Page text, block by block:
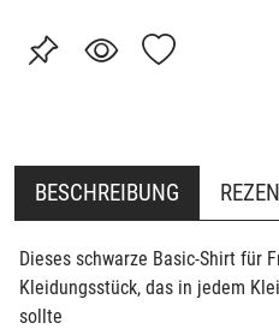
BESCHREIBUNG
Dieses schwarze Basic-Shirt für
Kleidungsstück, das in jedem
sollte